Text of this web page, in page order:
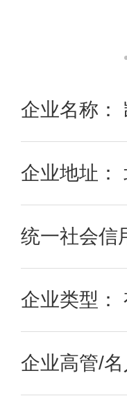
企业名称：
企业地址：
统一社会信
企业类型：
企业高管/